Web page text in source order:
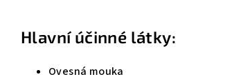
Hlavní účinné látky:
Ovesná mouka